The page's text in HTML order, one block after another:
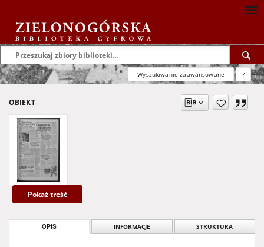
Wyszukiwanie zaawansowane ?
OBIEKT
Pokaż treść
OPIS INFORMACJE STRUKTURA